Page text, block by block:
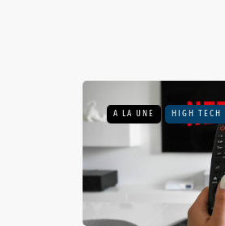
A LA UNE HIGH TECH